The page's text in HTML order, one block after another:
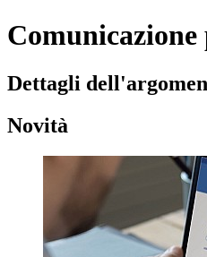
Dettagli
Novità